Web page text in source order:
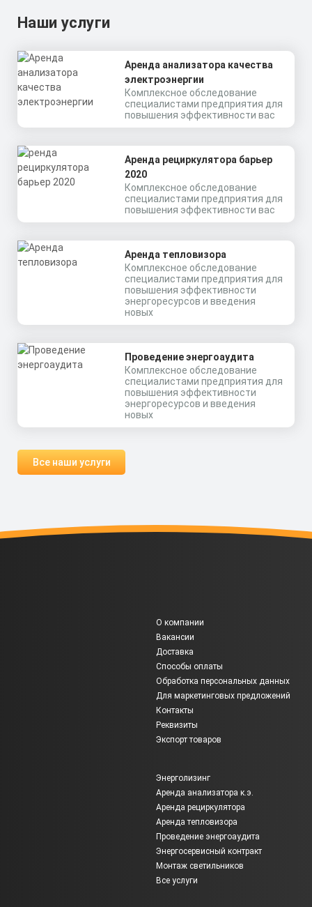
Наши услуги
Аренда анализатора качества
электроэнергии
Комплексное обследование
специалистами предприятия для
повышения эффективности вас
Аренда рециркулятора барьер
2020
Комплексное обследование
специалистами предприятия для
повышения эффективности вас
Аренда тепловизора
Комплексное обследование
специалистами предприятия для
повышения эффективности
энергоресурсов и введения
новых
Проведение энергоаудита
Комплексное обследование
специалистами предприятия для
повышения эффективности
энергоресурсов и введения
новых
Все наши услуги
О компании
Вакансии
Доставка
Способы оплаты
Обработка персональных данных
Для маркетинговых предложений
Контакты
Реквизиты
Экспорт товаров
Энерголизинг
Аренда анализатора к.э.
Аренда рециркулятора
Аренда тепловизора
Проведение энергоаудита
Энергосервисный контракт
Монтаж светильников
Все услуги